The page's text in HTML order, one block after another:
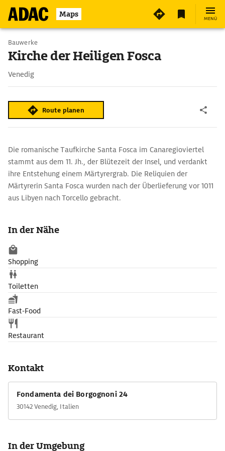
Maps MENÜ
Bauwerke
Kirche der Heiligen Fosca
Venedig
Route planen
Die romanische Taufkirche Santa Fosca im Canaregioviertel
stammt aus dem 11. Jh., der Blütezeit der Insel, und verdankt
ihre Entstehung einem Märtyrergrab. Die Reliquien der
Märtyrerin Santa Fosca wurden nach der Überlieferung vor 1011
aus Libyen nach Torcello gebracht.
typische byzantinische Bauweise des 11. Jh. Ein achteckiger
Arkadengang umgibt die Kirche mit Bögen, Säulen und
behauenen Kapitellen.
In der Nähe
Shopping
Toiletten
Fast-Food
Restaurant
Kontakt
Fondamenta dei Borgognoni 24
30142 Venedig, Italien
In der Umgebung